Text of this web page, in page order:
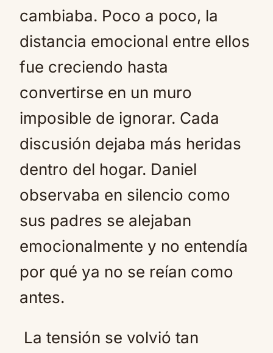
cambiaba. Poco a poco, la
distancia emocional entre ellos
fue creciendo hasta
convertirse en un muro
imposible de ignorar. Cada
discusión dejaba más heridas
dentro del hogar. Daniel
observaba en silencio como
sus padres se alejaban
emocionalmente y no entendía
por qué ya no se reían como
antes.
La tensión se volvió tan